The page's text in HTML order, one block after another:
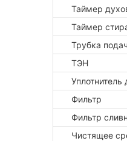
Таймер
Таймер
Трубка
ТЭН
Уплотнитель
Фильтр
Фильтр
Чистящее